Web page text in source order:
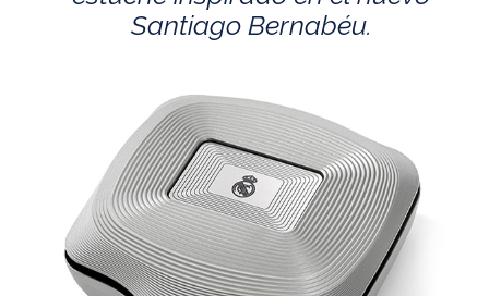
Santiago Bernabéu.